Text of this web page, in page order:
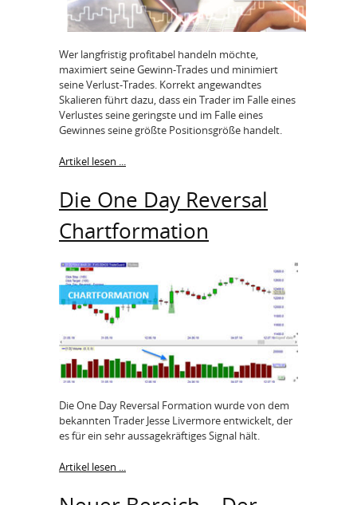
Wer langfristig profitabel handeln möchte,
maximiert seine Gewinn-Trades und minimiert
seine Verlust-Trades. Korrekt angewandtes
Skalieren führt dazu, dass ein Trader im Falle eines
Verlustes seine geringste und im Falle eines
Gewinnes seine größte Positionsgröße handelt.
Artikel lesen ...
Die One Day Reversal
Chartformation
Die One Day Reversal Formation wurde von dem
bekannten Trader Jesse Livermore entwickelt, der
es für ein sehr aussagekräftiges Signal hält.
Artikel lesen ...